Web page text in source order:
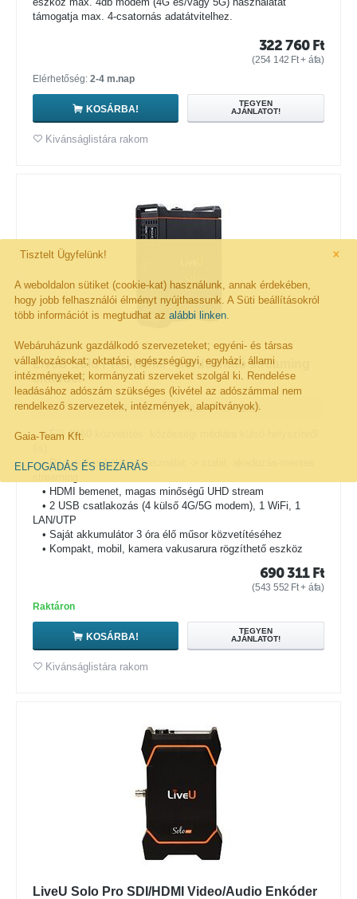
×
Tisztelt Ügyfelünk!
A weboldalon sütiket (cookie-kat) használunk, annak érdekében,
hogy jobb felhasználói élményt nyújthassunk. A Süti beállításokról
több információt is megtudhat az alábbi linken.
Webáruházunk gazdálkodó szervezeteket; egyéni- és társas
vállalkozásokat; oktatási, egészségügyi, egyházi, állami
intézményeket; kormányzati szerveket szolgál ki. Rendelése
leadásához adószám szükséges (kivétel az adószámmal nem
rendelkező szervezetek, intézmények, alapítványok).
Gaia-Team Kft.
ELFOGADÁS ÉS BEZÁRÁS
támogatja max. 4-csatornás adatátvitelhez.
322 760 Ft
(254 142 Ft+ áfa)
Elérhetőség: 2-4 m.nap
KOSÁRBA!
TEGYEN
AJÁNLATOT!
Kivánságlistára rakom
LiveU Solo PRO HDMI - hordozható streaming
enkóder
Cikkszám: LU-SOLO-PRO-HDMI
• Élő 4K60 közvetítés
• Redundáns hálózat használat -> stabil, akadozás-mentes
• HDMI bemenet, magas minőségű UHD stream
• 2 USB csatlakozás (4 külső 4G/5G modem), 1 WiFi, 1
LAN/UTP
• Saját akkumulátor 3 óra élő műsor közvetítéséhez
• Kompakt, mobil, kamera vakusarura rögzíthető eszköz
690 311 Ft
(543 552 Ft+ áfa)
Raktáron
KOSÁRBA!
TEGYEN
AJÁNLATOT!
Kivánságlistára rakom
LiveU Solo Pro SDI/HDMI Video/Audio Enkóder